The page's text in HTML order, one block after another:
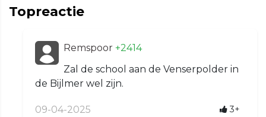
Topreactie
Remspoor +2414
Zal de school aan de Venserpolder in
de Bijlmer wel zijn.
09-04-2025 3+